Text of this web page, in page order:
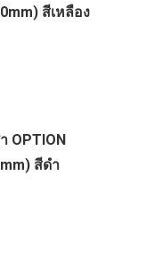
สีเหลือง
OPTION
สีดำ